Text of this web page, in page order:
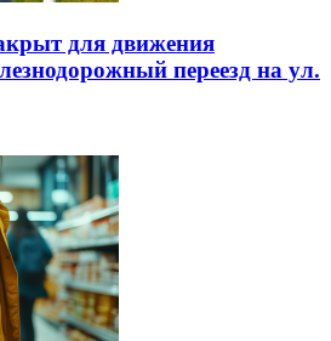
для движения
переезд на ул.